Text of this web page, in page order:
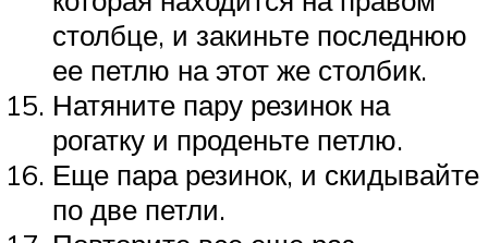
столбце, и закиньте последнюю
ее петлю на этот же столбик.
Натяните пару резинок на
рогатку и проденьте петлю.
Еще пара резинок, и скидывайте
по две петли.